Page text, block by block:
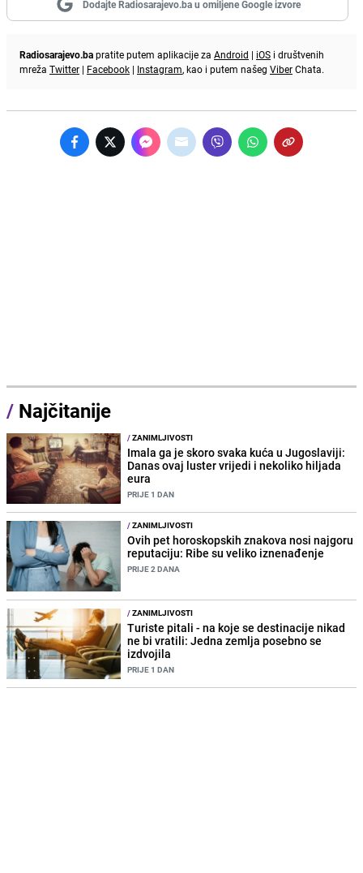
Dodajte Radiosarajevo.ba u omiljene Google izvore
Radiosarajevo.bapratite putem aplikacije za Android | iOS i društvenih
mreža Twitter | Facebook | Instagram, kao i putem našeg ViberChata.
/ Najčitanije
/ZANIMLJIVOSTI
Imala ga je skoro svaka kuća u Jugoslaviji:
Danas ovaj luster vrijedi i nekoliko hiljada
eura
PRIJE 1 DAN
/ZANIMLJIVOSTI
Ovih pet horoskopskih znakova nosi najgoru
reputaciju: Ribe su veliko iznenađenje
PRIJE 2 DANA
/ZANIMLJIVOSTI
Turiste pitali - na koje se destinacije nikad
ne bi vratili: Jedna zemlja posebno se
izdvojila
PRIJE 1 DAN